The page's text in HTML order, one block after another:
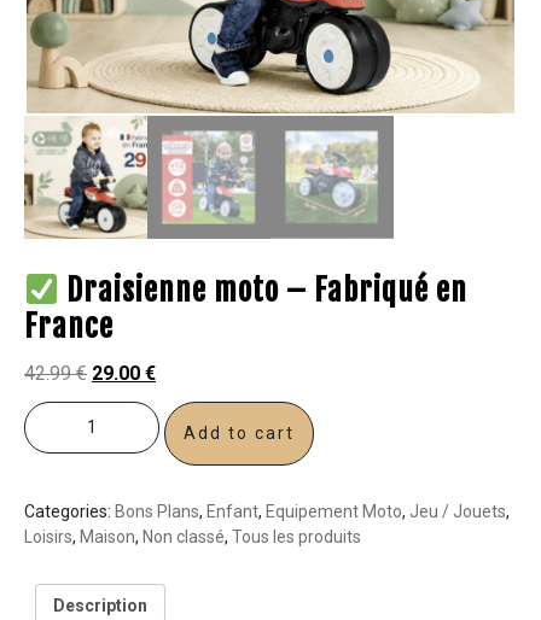
Draisienne moto – Fabriqué en
France
42.99€ 29.00 €
Add to cart
Categories: Bons Plans, Enfant, Equipement Moto, Jeu / Jouets,
Loisirs, Maison, Non classé, Tous les produits
Description